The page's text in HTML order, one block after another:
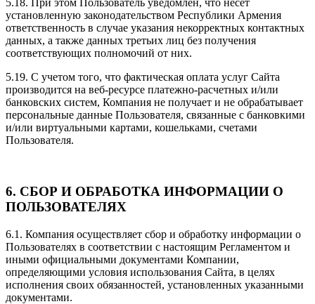
5.18. При этом Пользователь уведомлен, что несет
установленную законодательством Республики Армения
ответственность в случае указания некорректных контактных
данных, а также данных третьих лиц без получения
соответствующих полномочий от них.
5.19. С учетом того, что фактическая оплата услуг Сайта
производится на веб-ресурсе платежно-расчетных и/или
банковских систем, Компания не получает и не обрабатывает
персональные данные Пользователя, связанные с банковкими
и/или виртуальными картами, кошельками, счетами
Пользователя.
6. СБОР И ОБРАБОТКА ИНФОРМАЦИИ О
ПОЛЬЗОВАТЕЛЯХ
6.1. Компания осуществляет сбор и обработку информации о
Пользователях в соответствии с настоящим Регламентом и
иными официальными документами Компании,
определяющими условия использования Сайта, в целях
исполнения своих обязанностей, установленных указанными
документами.